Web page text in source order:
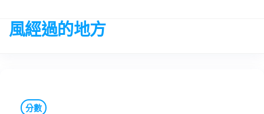
the
風經過的地方
分數